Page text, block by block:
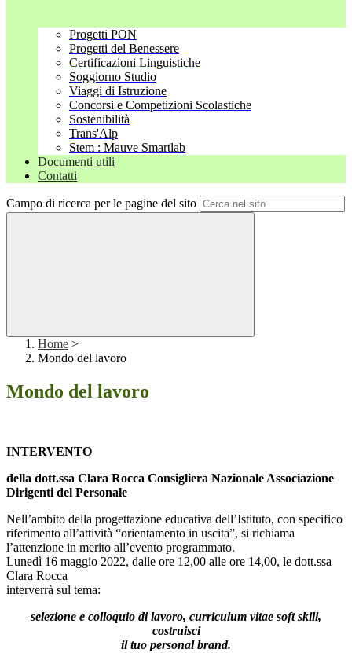
Progetti PON
Progetti del Benessere
Certificazioni Linguistiche
Soggiorno Studio
Viaggi di Istruzione
Concorsi e Competizioni Scolastiche
Sostenibilità
Trans'Alp
Stem : Mauve Smartlab
Documenti utili
Contatti
Campo di ricerca per le pagine del sito
Home >
Mondo del lavoro
Mondo del lavoro
INTERVENTO
della dott.ssa Clara Rocca Consigliera Nazionale Associazione
Dirigenti del Personale
Nell’ambito della progettazione educativa dell’Istituto, con specifico
riferimento all’attività “orientamento in uscita”, si richiama
l’attenzione in merito all’evento programmato.
Lunedì 16 maggio 2022, dalle ore 12,00 alle ore 14,00, le dott.ssa
Clara Rocca
interverrà sul tema:
selezione e colloquio di lavoro, curriculum vitae soft skill,
costruisci
il tuo personal brand.